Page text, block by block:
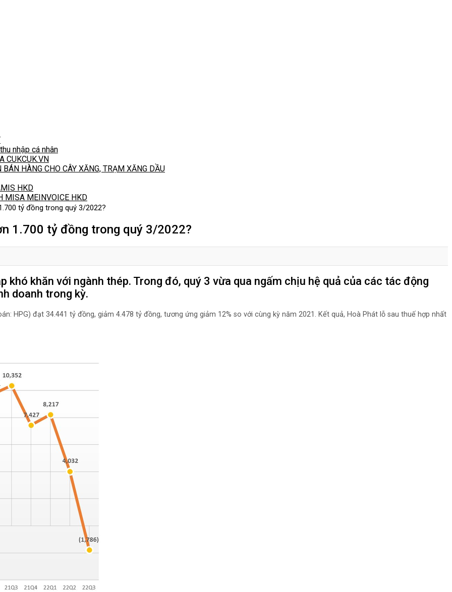
nhập cá nhân
CUKCUK.VN
HÀNG CHO CÂY XĂNG, TRẠM XĂNG DẦU
HKD
MISA MEINVOICE HKD
tỷ đồng trong quý 3/2022?
1.700 tỷ đồng trong quý 3/2022?
khó khăn với ngành thép. Trong đó, quý 3 vừa qua ngấm chịu hệ quả của các tác động
doanh trong kỳ.
HPG) đạt 34.441 tỷ đồng, giảm 4.478 tỷ đồng, tương ứng giảm 12% so với cùng kỳ năm 2021. Kết quả, Hoà Phát lỗ sau thuế hợp nhất